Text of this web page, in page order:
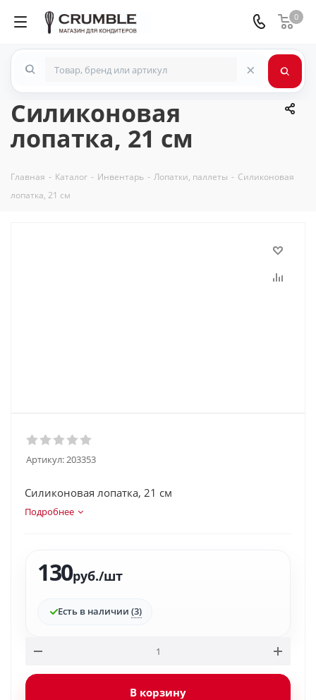
0
×
Силиконовая
лопатка, 21 см
Главная - Каталог - Инвентарь - Лопатки, паллеты - Силиконовая
лопатка, 21 см
Артикул:203353
Силиконовая лопатка, 21 см
Подробнее
130руб./шт
Есть в наличии (3)
В корзину